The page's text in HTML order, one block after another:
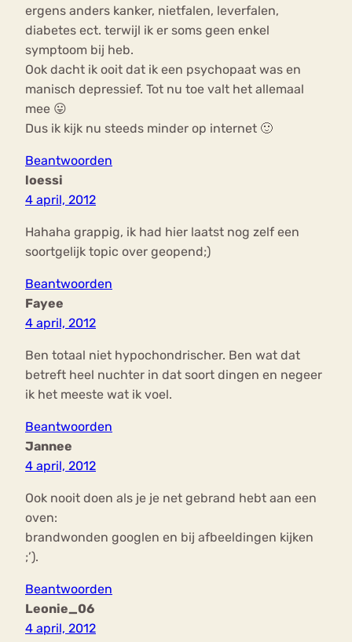
ergens anders kanker, nietfalen, leverfalen,
diabetes ect. terwijl ik er soms geen enkel
symptoom bij heb.
Ook dacht ik ooit dat ik een psychopaat was en
manisch depressief. Tot nu toe valt het allemaal
mee 😛
Dus ik kijk nu steeds minder op internet 🙂
Beantwoorden
loessi
4 april, 2012
Hahaha grappig, ik had hier laatst nog zelf een
soortgelijk topic over geopend;)
Beantwoorden
Fayee
4 april, 2012
Ben totaal niet hypochondrischer. Ben wat dat
betreft heel nuchter in dat soort dingen en negeer
ik het meeste wat ik voel.
Beantwoorden
Jannee
4 april, 2012
Ook nooit doen als je je net gebrand hebt aan een
oven:
brandwonden googlen en bij afbeeldingen kijken
;’).
Beantwoorden
Leonie_06
4 april, 2012